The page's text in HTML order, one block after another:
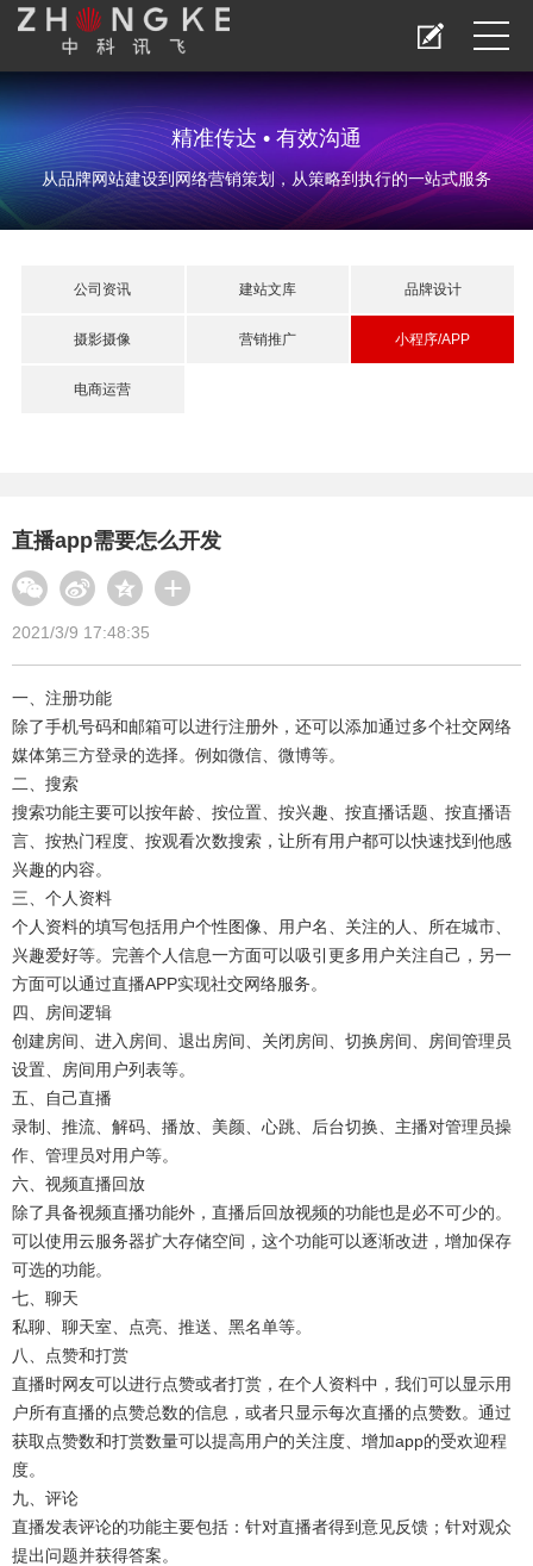
精准传达 • 有效沟通
从品牌网站建设到网络营销策划，从策略到执行的一站式服务
公司资讯 建站文库 品牌设计
摄影摄像 营销推广 小程序/APP
电商运营
直播app需要怎么开发
2021/3/9 17:48:35
一、注册功能
除了手机号码和邮箱可以进行注册外，还可以添加通过多个社交网络
媒体第三方登录的选择。例如微信、微博等。
二、搜索
搜索功能主要可以按年龄、按位置、按兴趣、按直播话题、按直播语
言、按热门程度、按观看次数搜索，让所有用户都可以快速找到他感
兴趣的内容。
三、个人资料
个人资料的填写包括用户个性图像、用户名、关注的人、所在城市、
兴趣爱好等。完善个人信息一方面可以吸引更多用户关注自己，另一
方面可以通过直播APP实现社交网络服务。
四、房间逻辑
创建房间、进入房间、退出房间、关闭房间、切换房间、房间管理员
设置、房间用户列表等。
五、自己直播
录制、推流、解码、播放、美颜、心跳、后台切换、主播对管理员操
作、管理员对用户等。
六、视频直播回放
除了具备视频直播功能外，直播后回放视频的功能也是必不可少的。
可以使用云服务器扩大存储空间，这个功能可以逐渐改进，增加保存
可选的功能。
七、聊天
私聊、聊天室、点亮、推送、黑名单等。
八、点赞和打赏
直播时网友可以进行点赞或者打赏，在个人资料中，我们可以显示用
户所有直播的点赞总数的信息，或者只显示每次直播的点赞数。通过
获取点赞数和打赏数量可以提高用户的关注度、增加app的受欢迎程
度。
九、评论
直播发表评论的功能主要包括：针对直播者得到意见反馈；针对观众
提出问题并获得答案。